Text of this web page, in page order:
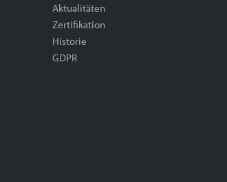
Aktualitäten
Zertifikation
Historie
GDPR